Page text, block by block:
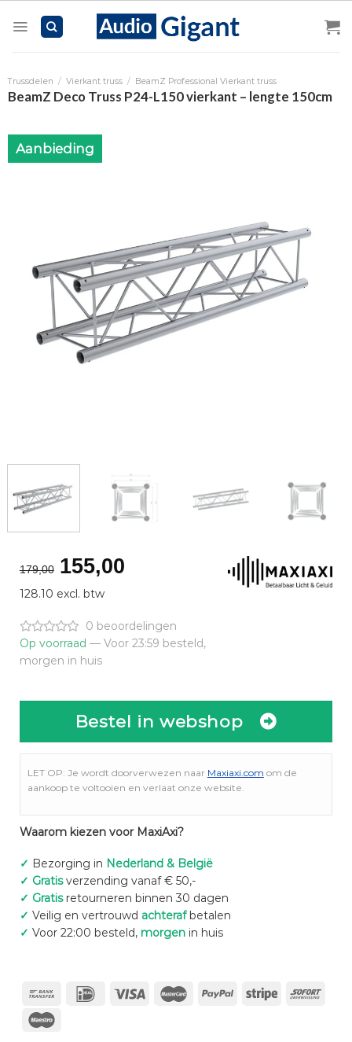
Trussdelen / Vierkant truss / BeamZ Professional Vierkant truss
BeamZ Deco Truss P24-L150 vierkant – lengte 150cm
Aanbieding
179,00 Oorspronkelijke
prijs
was:
€179,00.
155,00Huidige
€155,00.
128.10 excl. btw
0 beoordelingen
Op voorraad — Voor 23:59 besteld,
morgen in huis
Bestel in webshop
LET OP: Je wordt doorverwezen naar Maxiaxi.com om de
aankoop te voltooien en verlaat onze website.
Waarom kiezen voor MaxiAxi?
✓ Bezorging in Nederland & België
✓ Gratisverzending vanaf € 50,-
✓ Gratisretourneren binnen 30 dagen
✓ Veilig en vertrouwd achterafbetalen
✓ Voor 22:00 besteld, morgenin huis